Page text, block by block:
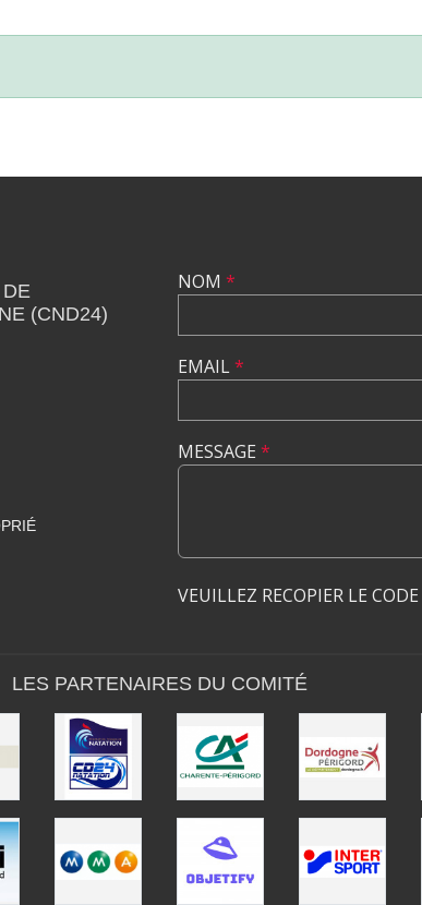
(CND24)
NOM *
EMAIL*
MESSAGE *
VEUILLEZ RECOPIER LE CODE
LES PARTENAIRES DU COMITÉ